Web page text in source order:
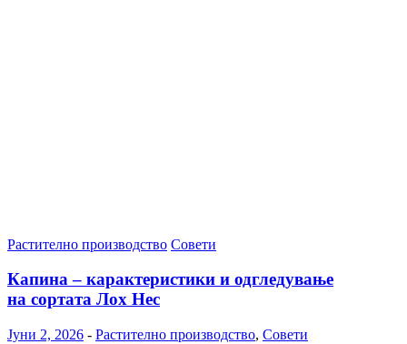
Растително производство Совети
Капина – карактеристики и одгледување
на сортата Лох Нес
Јуни 2, 2026 - Растително производство, Совети